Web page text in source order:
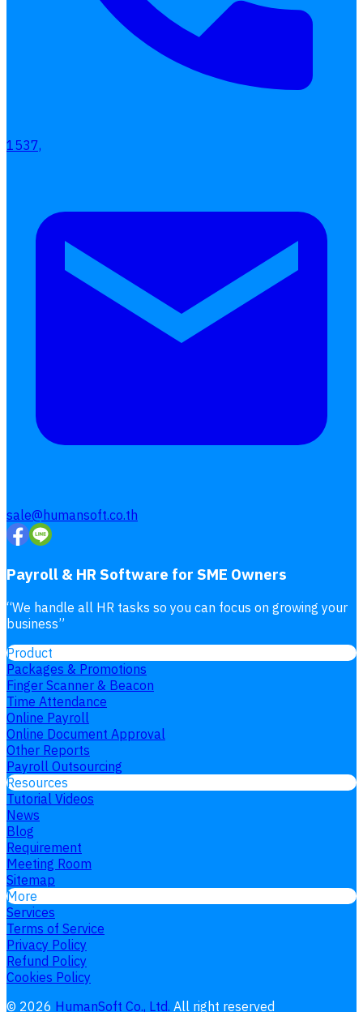
โปรแกรมบริหารงานบุคคล
การคิดเงินเดือน
เอกสารออนไลน์
1537,
sale@humansoft.co.th
Payroll & HR Software for SME Owners
“We handle all HR tasks so you can focus on growing your
business”
Product
Packages & Promotions
Finger Scanner & Beacon
Time Attendance
Online Payroll
Online Document Approval
Other Reports
Payroll Outsourcing
Resources
Tutorial Videos
News
Blog
Requirement
Meeting Room
Sitemap
More
Services
Terms of Service
Privacy Policy
Refund Policy
Cookies Policy
© 2026 HumanSoft Co., Ltd. All right reserved